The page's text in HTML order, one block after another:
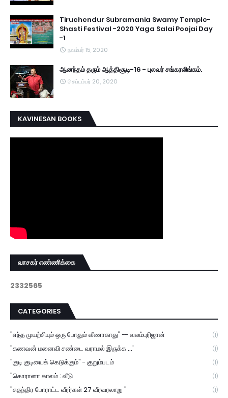
Tiruchendur Subramania Swamy Temple-
Shasti Festival -2020 Yaga Salai Poojai Day
-1
நவம்பர் 15, 2020
ஆனந்தம் தரும் ஆத்திசூடி-16 - புலவர் சங்கரலிங்கம்.
செப்டம்பர் 20, 2020
KAVINESAN BOOKS
வாசகர் எண்ணிக்கை
2332565
CATEGORIES
"எந்த முயற்சியும் ஒரு போதும் வீணாகாது" -- வலம்புரிஜான் (1)
"கணவன் மனைவி சண்டை வராமல் இருக்க ...' (1)
"குடி குடியைக் கெடுக்கும்" - குறும்படம் (1)
"கொரானா காலம் : வீடு (1)
"சுதந்திர போராட்ட வீரர்கள் 27 வீரவரலாறு " (1)